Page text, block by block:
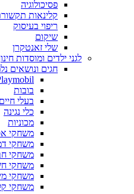
פסיכולוגיה
קלינאות
ריפוי בעיסוק
שיקום
שלי זאנטקרן
לגני ילדים ומוסדות
חגים ונושאים
בובות
בעלי חיים
כלי נגינה
מכוניות
משחקי
משחקי
משחקי
משחקי
משחקי
משחקי